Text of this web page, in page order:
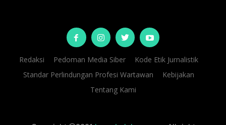
Redaksi Pedoman Media Siber
Kode Etik Jurnalistik
Standar Perlindungan Profesi Wartawan
Kebijakan
Tentang Kami